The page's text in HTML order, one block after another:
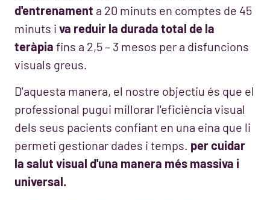
d'entrenament a 20 minuts en comptes de 45
minuts i va reduir la durada total de la
teràpia fins a 2,5 – 3 mesos per a disfuncions
visuals greus.
D'aquesta manera, el nostre objectiu és que el
professional pugui millorar l'eficiència visual
dels seus pacients confiant en una eina que li
permeti gestionar dades i temps. per cuidar
la salut visual d'una manera més massiva i
universal.